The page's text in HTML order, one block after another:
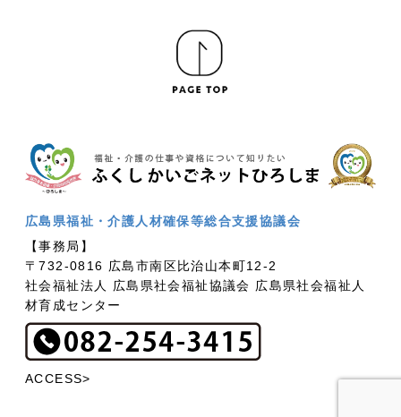
広島県福祉・介護人材確保等総合支援協議会
【事務局】
〒732-0816 広島市南区比治山本町12-2
社会福祉法人 広島県社会福祉協議会 広島県社会福祉人
材育成センター
ACCESS>